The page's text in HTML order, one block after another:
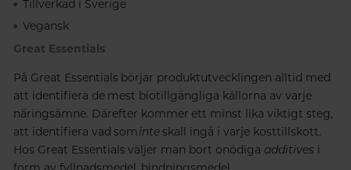
Tillverkad i Sverige
Vegansk
Great Essentials
På Great Essentials börjar produktutvecklingen alltid med
att identifiera de mest biotillgängliga källorna av varje
näringsämne. Därefter kommer ett minst lika viktigt steg,
att identifiera vad sominteskall ingå i varje kosttillskott.
Hos Great Essentials väljer man bort onödiga additives i